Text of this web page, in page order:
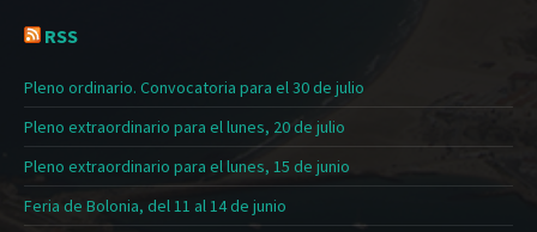
RSS
Pleno ordinario. Convocatoria para el 30 de julio
Pleno extraordinario para el lunes, 20 de julio
Pleno extraordinario para el lunes, 15 de junio
Feria de Bolonia, del 11 al 14 de junio